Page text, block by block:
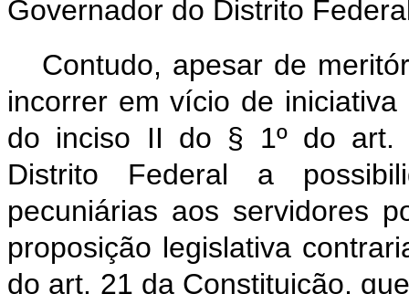
Governador do Distrito
Contudo, apesar de
incorrer em vício de iniciativa
do inciso II do § 1º do art.
Distrito Federal a
pecuniárias aos servidores
proposição legislativa
do art. 21 da Constituição,